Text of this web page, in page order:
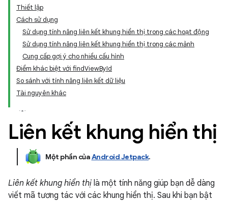
Thiết lập
Cách sử dụng
Sử dụng tính năng liên kết khung hiển thị trong các hoạt động
Sử dụng tính năng liên kết khung hiển thị trong các mảnh
Cung cấp gợi ý cho nhiều cấu hình
Điểm khác biệt với findViewById
So sánh với tính năng liên kết dữ liệu
Tài nguyên khác
Liên kết khung hiển thị
Một phần củaAndroid Jetpack.
Liên kết khung hiển thị là một tính năng giúp bạn dễ dàng
viết mã tương tác với các khung hiển thị. Sau khi bạn bật